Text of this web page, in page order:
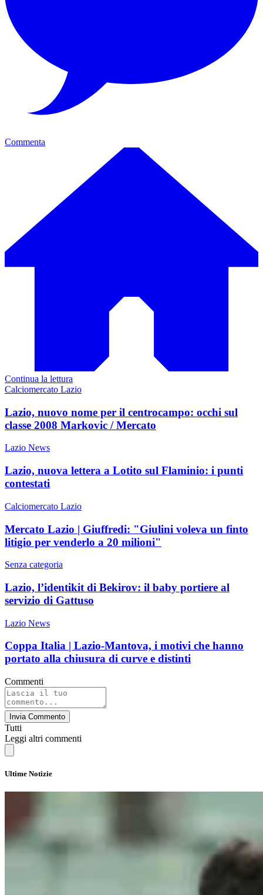
Commenta
Continua la lettura
Calciomercato Lazio
Lazio, nuovo nome per il centrocampo: occhi sul
classe 2008 Markovic / Mercato
Lazio News
Lazio, nuova lettera a Lotito sul Flaminio: i punti
contestati
Calciomercato Lazio
Mercato Lazio | Giuffredi: "Giulini voleva un finto
litigio per venderlo a 20 milioni"
Senza categoria
Lazio, l’identikit di Bekirov: il baby portiere al
servizio di Gattuso
Lazio News
Coppa Italia | Lazio-Mantova, i motivi che hanno
portato alla chiusura di curve e distinti
Commenti
Invia Commento
Tutti
Leggi altri commenti
Ultime Notizie